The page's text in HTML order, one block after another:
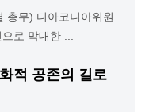
총무) 디아코니아위원
로 막대한 ...
적 공존의 길로